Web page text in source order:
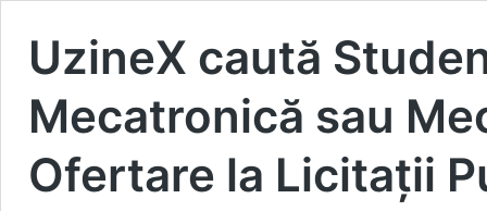
UzineX caută
Mecatronică sau
Ofertare la Licitații